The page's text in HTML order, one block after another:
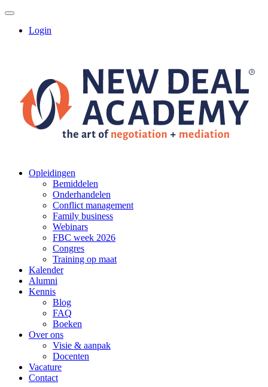
Login
Opleidingen
Bemiddelen
Onderhandelen
Conflict management
Family business
Webinars
FBC week 2026
Congres
Training op maat
Kalender
Alumni
Kennis
Blog
FAQ
Boeken
Over ons
Visie & aanpak
Docenten
Vacature
Contact